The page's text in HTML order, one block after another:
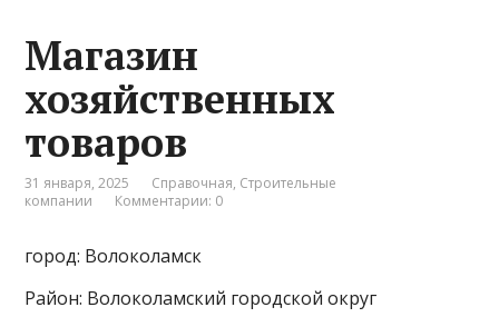
Магазин
хозяйственных
товаров
31 января, 2025 Справочная, Строительные
компании
Комментарии: 0
город: Волоколамск
Район: Волоколамский городской округ